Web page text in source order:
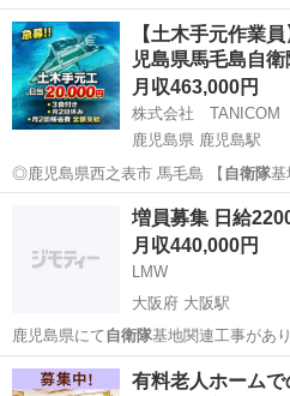
きやすい環境です 資格取得支援制度あ
用者様の日常生活支援を行っていただ
い方も、先輩スタッフが丁寧に指導し...
正社員
【土木手元作業
児島県馬毛島自
月収463,000円
株式会社 TANICOM
鹿児島県 鹿児島駅
◎鹿児島県西之表市 馬毛島 【 自衛隊
西之表市 鹿児島駅
増員募集 日給
月収440,000円
LMW
大阪府 大阪駅
鹿児島県にて自衛隊
大阪 大阪市 大阪駅
有料老人ホーム